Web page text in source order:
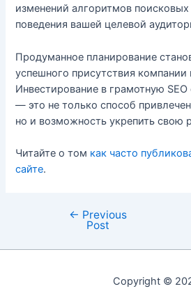
изменений алгоритмов
поведения вашей целевой
Продуманное планирование
успешного присутствия компании
Инвестирование в грамотную
— это не только способ
но и возможность укрепить свою
Читайте о том как часто
сайте.
navigation
← Previous
Post
Copyright ©